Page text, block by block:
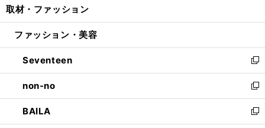
開
ウ
開
く
ン
ウ
で
開
く
ウ
ン
ド
ウ
で
開
く
取材・ファッション
ファッション・美容
Seventeen
新
し
い
ウ
ィ
ン
non-no
新
し
い
ウ
BAILA
新